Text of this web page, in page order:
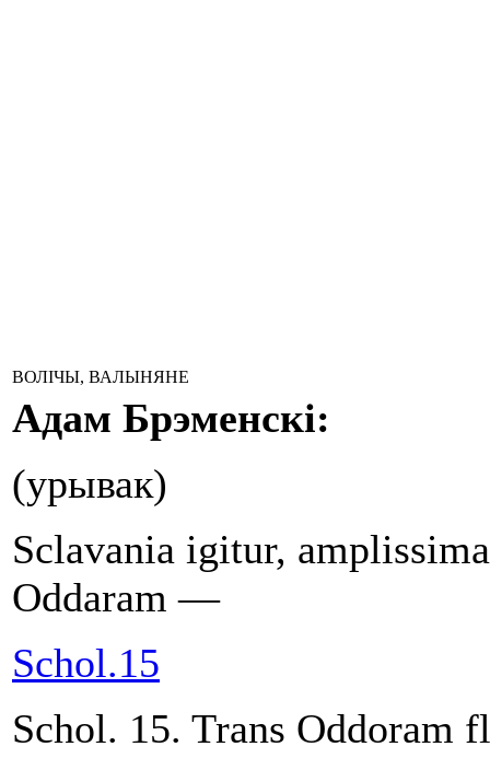
ВОЛІЧЫ, ВАЛЫНЯНЕ
Адам Брэменскі:
(урывак)
Sclavania igitur,
Oddaram —
Schol.15
Schol. 15. Trans Oddoram